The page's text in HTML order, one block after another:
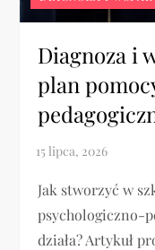
Diagnoza i
plan
Jak stworzyć w
psychologiczno-
działa? Artykuł